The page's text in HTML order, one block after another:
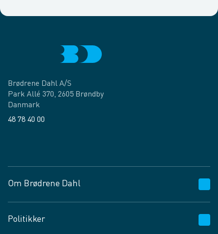
Brødrene Dahl A/S
Park Allé 370, 2605 Brøndby
Danmark
48 78 40 00
Om Brødrene Dahl
Vagttelefon 30 10 89 89
Politikker